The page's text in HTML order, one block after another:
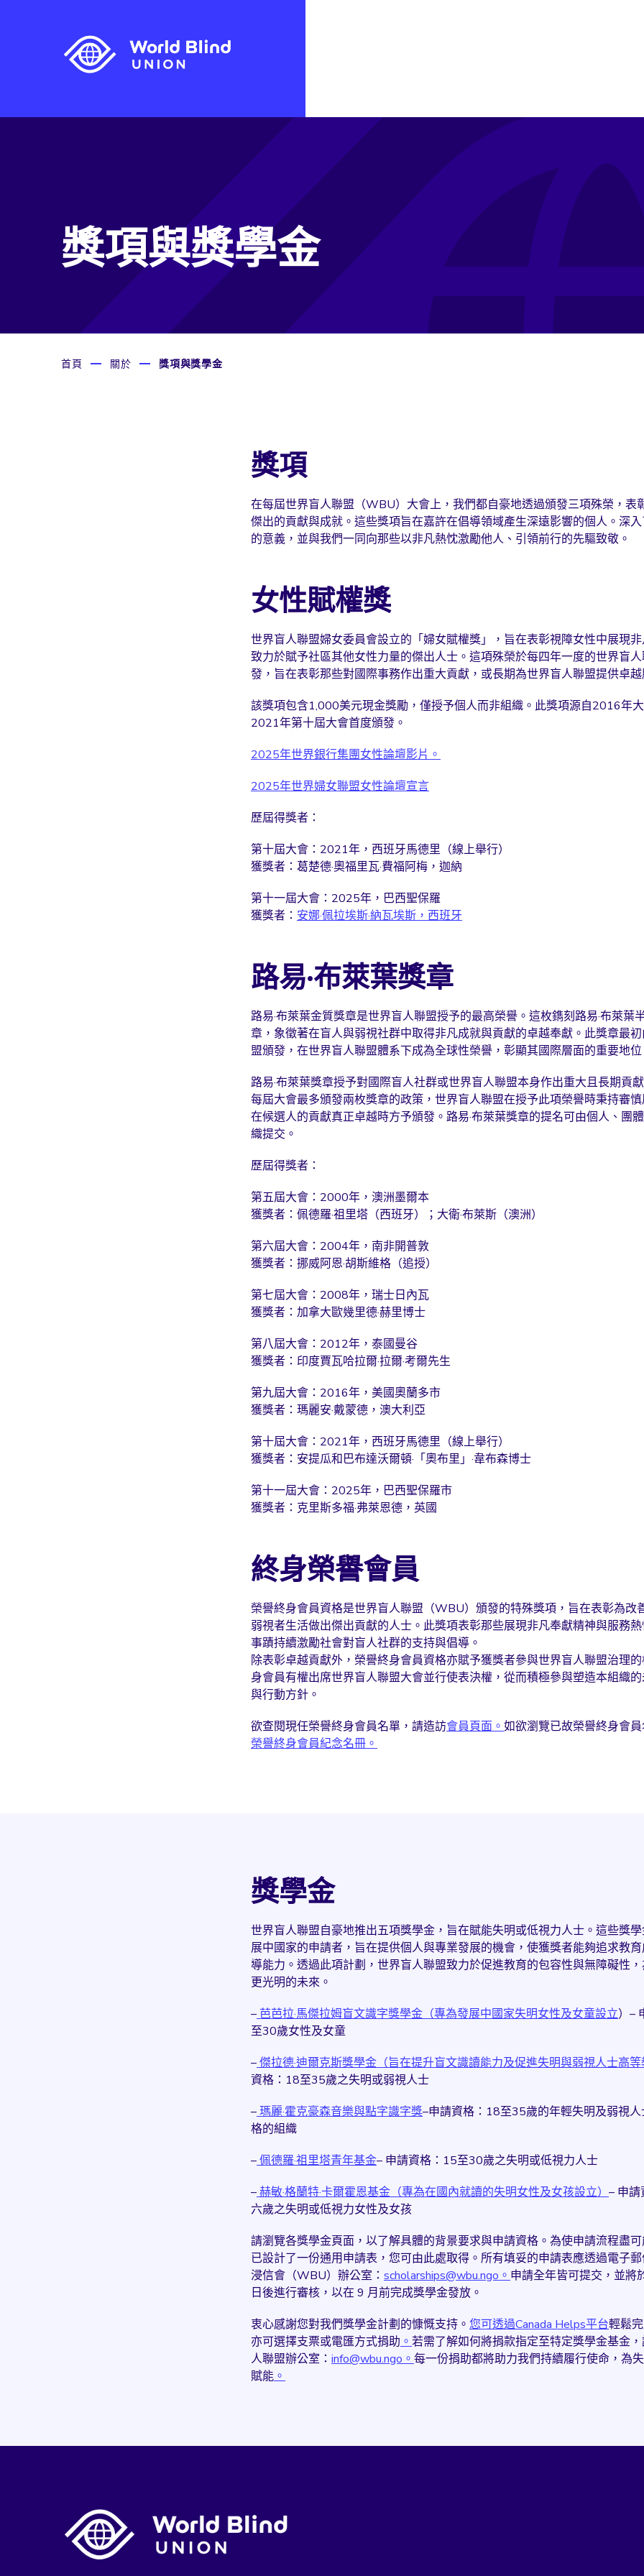
獎項與獎學金
首頁 關於 獎項與獎學金
獎項
在每屆世界盲人聯盟（WBU）大會上，我們都自豪地透過頒發三項殊榮，表
傑出的貢獻與成就。這些獎項旨在嘉許在倡導領域產生深遠影響的個人。深
的意義，並與我們一同向那些以非凡熱忱激勵他人、引領前行的先驅致敬。
女性賦權獎
世界盲人聯盟婦女委員會設立的「婦女賦權獎」，旨在表彰視障女性中展現非
致力於賦予社區其他女性力量的傑出人士。這項殊榮於每四年一度的世界盲
發，旨在表彰那些對國際事務作出重大貢獻，或長期為世界盲人聯盟提供卓越
該獎項包含1,000美元現金獎勵，僅授予個人而非組織。此獎項源自2016年
2021年第十屆大會首度頒發。
2025年世界銀行集團女性論壇影片。
2025年世界婦女聯盟女性論壇宣言
歷屆得獎者：
第十屆大會：2021年，西班牙馬德里（線上舉行）
獲獎者：葛楚德·奧福里瓦·費福阿梅，迦納
第十一屆大會：2025年，巴西聖保羅
獲獎者： 安娜·佩拉埃斯·納瓦埃斯，西班牙
路易·布萊葉獎章
路易·布萊葉金質獎章是世界盲人聯盟授予的最高榮譽。這枚鐫刻路易·布萊葉
章，象徵著在盲人與弱視社群中取得非凡成就與貢獻的卓越奉獻。此獎章最
盟頒發，在世界盲人聯盟體系下成為全球性榮譽，彰顯其國際層面的重要地位
路易·布萊葉獎章授予對國際盲人社群或世界盲人聯盟本身作出重大且長期貢
每屆大會最多頒發兩枚獎章的政策，世界盲人聯盟在授予此項榮譽時秉持審
在候選人的貢獻真正卓越時方予頒發。路易·布萊葉獎章的提名可由個人、團
織提交。
歷屆得獎者：
第五屆大會：2000年，澳洲墨爾本
獲獎者：佩德羅·祖里塔（西班牙）；大衛·布萊斯（澳洲）
第六屆大會：2004年，南非開普敦
獲獎者：挪威阿恩·胡斯維格（追授）
第七屆大會：2008年，瑞士日內瓦
獲獎者：加拿大歐幾里德·赫里博士
第八屆大會：2012年，泰國曼谷
獲獎者：印度賈瓦哈拉爾·拉爾·考爾先生
第九屆大會：2016年，美國奧蘭多市
獲獎者：瑪麗安·戴蒙德，澳大利亞
第十屆大會：2021年，西班牙馬德里（線上舉行）
獲獎者：安提瓜和巴布達沃爾頓·「奧布里」·韋布森博士
第十一屆大會：2025年，巴西聖保羅市
獲獎者：克里斯多福·弗萊恩德，英國
終身榮譽會員
榮譽終身會員資格是世界盲人聯盟（WBU）頒發的特殊獎項，旨在表彰為改
弱視者生活做出傑出貢獻的人士。此獎項表彰那些展現非凡奉獻精神與服務
事蹟持續激勵社會對盲人社群的支持與倡導。
除表彰卓越貢獻外，榮譽終身會員資格亦賦予獲獎者參與世界盲人聯盟治理
身會員有權出席世界盲人聯盟大會並行使表決權，從而積極參與塑造本組織
與行動方針。
欲查閱現任榮譽終身會員名單，請造訪會員頁面。 如欲瀏覽已故榮譽終身會
榮譽終身會員紀念名冊。
獎學金
世界盲人聯盟自豪地推出五項獎學金，旨在賦能失明或低視力人士。這些獎
展中國家的申請者，旨在提供個人與專業發展的機會，使獲獎者能夠追求教
導能力。透過此項計劃，世界盲人聯盟致力於促進教育的包容性與無障礙性
更光明的未來。
– 芭芭拉·馬傑拉姆盲文識字獎學金（專為發展中國家失明女性及女童設立）–
至30歲女性及女童
–傑拉德·迪爾克斯獎學金（旨在提升盲文識讀能力及促進失明與弱視人士高等
資格：18至35歲之失明或弱視人士
–瑪麗·霍克豪森音樂與點字識字獎–申請資格：18至35歲的年輕失明及弱視
格的組織
–佩德羅·祖里塔青年基金– 申請資格：15至30歲之失明或低視力人士
–赫敏·格蘭特·卡爾霍恩基金（專為在國內就讀的失明女性及女孩設立） – 申
六歲之失明或低視力女性及女孩
請瀏覽各獎學金頁面，以了解具體的背景要求與申請資格。為使申請流程盡
已設計了一份通用申請表，您可由此處取得。所有填妥的申請表應透過電子
浸信會（WBU）辦公室： scholarships@wbu.ngo。 申請全年皆可提交，並將
日後進行審核，以在 9 月前完成獎學金發放。
衷心感謝您對我們獎學金計劃的慷慨支持。 您可透過Canada Helps平台輕鬆
亦可選擇支票或電匯方式捐助 。 若需了解如何將捐款指定至特定獎學金基金
人聯盟辦公室： info@wbu.ngo。 每一份捐助都將助力我們持續履行使命，為
賦能 。